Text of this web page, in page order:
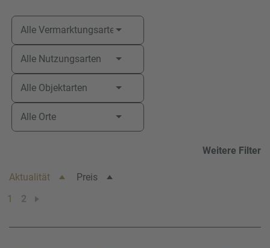
Ihr Nachname
Ihre Telefonnummer
Alle Vermarktungsarten
Alle Nutzungsarten
Alle Objektarten
Alle Orte
Weitere Filter
Aktualität
Preis
1
2